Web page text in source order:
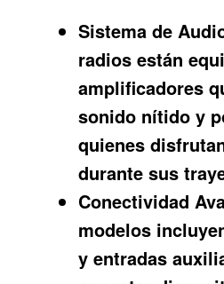
Sistema de
radios están
amplificadores
sonido nítido y
quienes
durante sus
Conectividad
modelos
y entradas